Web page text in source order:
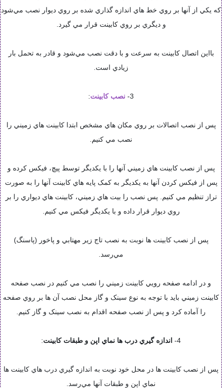
که يکي از آنها بر روي خط هاي اندازه گذاري شده بر روي ديوار نصب مي‌شود
و ديگري بر روي کابينت قرار مي گيرد.
بااين اتصال کابينت به سرعت و با دقت نصب مي‌شود و قادر به تحمل بار
زيادي است.
3- نصب کابينت:
پس از نصب اتصالات بر روي مکان هاي مشخص ابتدا کابينت هاي زميني را
نصب مي کنيم.
پس از نصب کابينت هاي زميني آنها را با يکديگر توسط پيچ، فيکس کرده و
پس از فيکس کردن آنها به يکديگر به کمک پايه هاي کابينت آنها را به صورت
تراز تنظيم مي کنيم. پس نصب را بيت هاي زميني، کابينت هاي ديواري را بر
روي ديوار قرار داده و با يکديگر فيکس مي کنيم.
پس از نصب کابينت ها نوبت به نصب تاج زير مهتابي و پاخور (پاسنگ)
مي‌رسد.
و در ادامه صفحه رويي کابينت زميني را نصب مي کنيم در نصب صفحه
کابينت زميني بايد با توجه به نوع سينک و گاز محل نصب آن ها بر روي صفحه
را آماده کرد و پس از نصب صفحه اقدام به نصب سينک و گاز کنيم.
4- اندازه گيري درب ها نماي اپن و طبقات کابينت:
پس از نصب کابينت ها در محل خود نوبت به اندازه گيري درب هاي کابينت ها
نماي اپن و طبقات آنها مي‌رسد.